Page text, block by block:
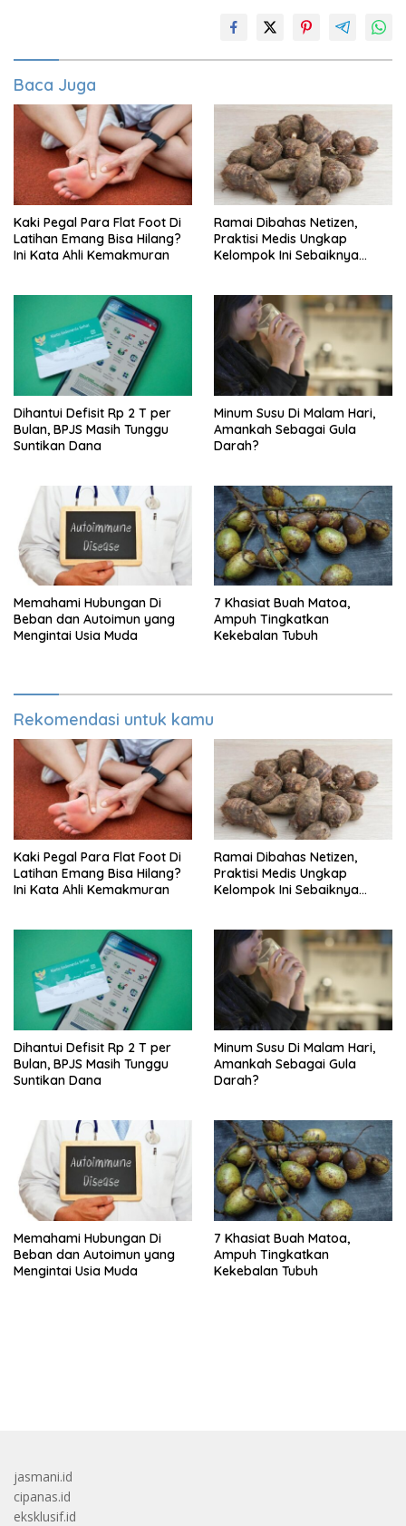
Baca Juga
Kaki Pegal Para Flat Foot Di
Latihan Emang Bisa Hilang?
Ini Kata Ahli Kemakmuran
Ramai Dibahas Netizen,
Praktisi Medis Ungkap
Kelompok Ini Sebaiknya
Dihantui Defisit Rp 2 T per
Bulan, BPJS Masih Tunggu
Suntikan Dana
Minum Susu Di Malam Hari,
Amankah Sebagai Gula
Darah?
Memahami Hubungan Di
Beban dan Autoimun yang
Mengintai Usia Muda
7 Khasiat Buah Matoa,
Ampuh Tingkatkan
Kekebalan Tubuh
Rekomendasi untuk kamu
Kaki Pegal Para Flat Foot Di
Latihan Emang Bisa Hilang?
Ini Kata Ahli Kemakmuran
Ramai Dibahas Netizen,
Praktisi Medis Ungkap
Kelompok Ini Sebaiknya
Dihantui Defisit Rp 2 T per
Bulan, BPJS Masih Tunggu
Suntikan Dana
Minum Susu Di Malam Hari,
Amankah Sebagai Gula
Darah?
Memahami Hubungan Di
Beban dan Autoimun yang
Mengintai Usia Muda
7 Khasiat Buah Matoa,
Ampuh Tingkatkan
Kekebalan Tubuh
jasmani.id
cipanas.id
eksklusif.id